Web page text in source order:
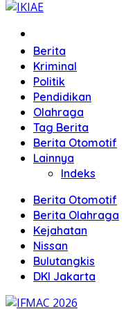
Berita
Kriminal
Politik
Pendidikan
Olahraga
Tag Berita
Berita Otomotif
Lainnya
Indeks
Berita Otomotif
Berita Olahraga
Kejahatan
Nissan
Bulutangkis
DKI Jakarta